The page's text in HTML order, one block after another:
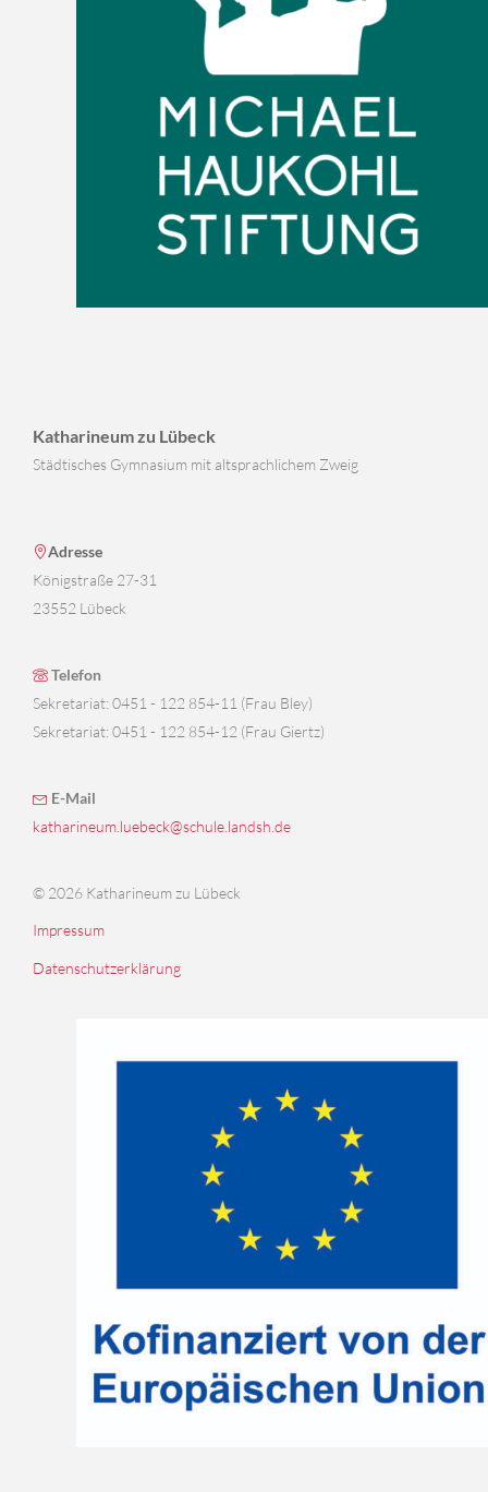
Katharineum zu Lübeck
Städtisches Gymnasium mit altsprachlichem Zweig
Adresse
Königstraße 27-31
23552 Lübeck
Telefon
Sekretariat: 0451 - 122 854-11 (Frau Bley)
Sekretariat: 0451 - 122 854-12 (Frau Giertz)
E-Mail
katharineum.luebeck@schule.landsh.de
© 2026 Katharineum zu Lübeck
Impressum
Datenschutzerklärung